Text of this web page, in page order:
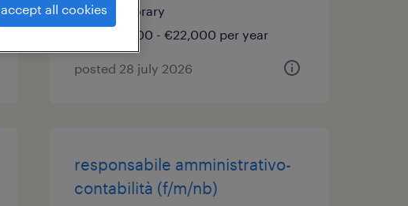
temporary
€18,000 - €22,000 per year
posted 28 july 2026
responsabile amministrativo-
contabilità (f/m/nb)
accept all cookies